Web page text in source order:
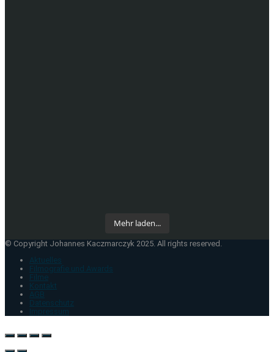
Mehr laden...
© Copyright Johannes Kaczmarczyk 2025. All rights reserved.
Aktuelles
Filmografie und Awards
Filme
Kontakt
AGB
Datenschutz
Impressum